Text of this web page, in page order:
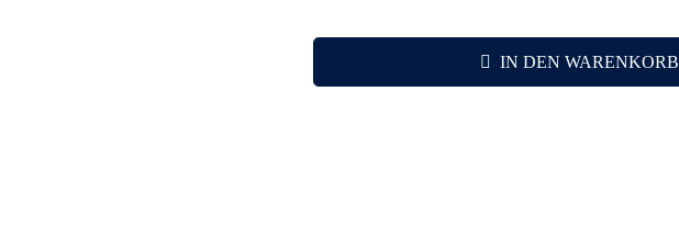
IN DEN WARENKORB